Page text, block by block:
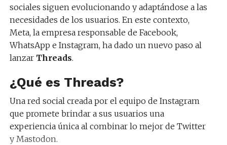
sociales siguen evolucionando y adaptándose a las
necesidades de los usuarios. En este contexto,
Meta, la empresa responsable de Facebook,
WhatsApp e Instagram, ha dado un nuevo paso al
lanzar Threads.
¿Qué es Threads?
Una red social creada por el equipo de Instagram
que promete brindar a sus usuarios una
experiencia única al combinar lo mejor de Twitter
y Mastodon.